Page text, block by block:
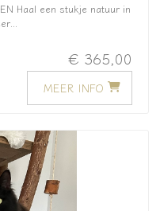
Haal een stukje natuur in
€ 365,00
MEER INFO